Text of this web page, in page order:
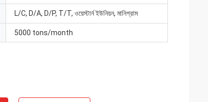
L/C, D/A, D/P, T/T, ওয়েস্টার্ন ইউনিয়ন, মানিগ্রাম
5000 tons/month